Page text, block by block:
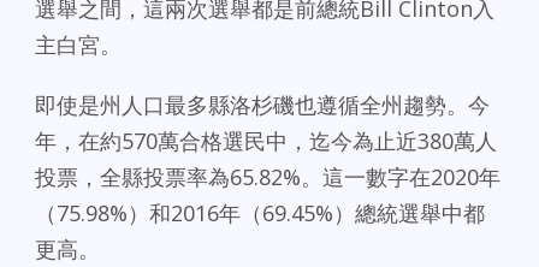
選舉之間，這兩次選舉都是前總統Bill Clinton入
主白宮。
即使是州人口最多縣洛杉磯也遵循全州趨勢。今
年，在約570萬合格選民中，迄今為止近380萬人
投票，全縣投票率為65.82%。這一數字在2020年
（75.98%）和2016年（69.45%）總統選舉中都
更高。